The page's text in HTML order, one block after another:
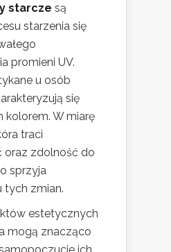
starcze są
starzenia się
promieni UV.
u osób
się
kolorem. W miarę
traci
oraz zdolność do
sprzyja
tych zmian.
estetycznych
mogą znacząco
ich